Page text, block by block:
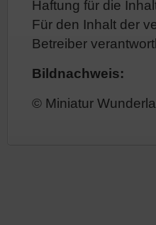
Haftung für die
Für den Inhalt der
Betreiber
Bildnachweis:
© Miniatur